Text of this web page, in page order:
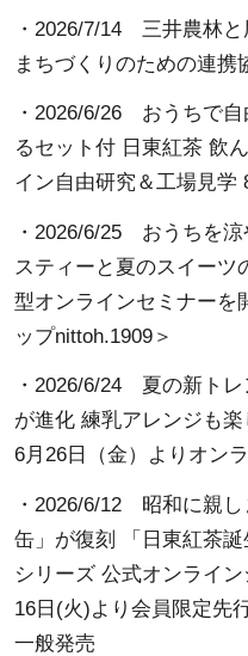
・2026/7/14 三井農林
まちづくりのための連携
・2026/6/26 おうちで
るセット付 日東紅茶 飲
イン自由研究＆工場見学
・2026/6/25 おうちを
スティーと夏のスイーツ
型オンラインセミナーを
ップnittoh.1909＞
・2026/6/24 夏の新トレ
が進化 練乳アレンジも
6月26日（金）よりオン
・2026/6/12 昭和に親
缶」が復刻 「日東紅茶
シリーズ 公式オンライ
16日(火)より会員限定先
一般発売